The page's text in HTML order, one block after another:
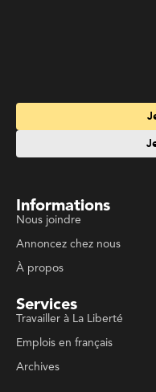
Services
Suivez La Liberté
Code de conduite
Politique de confidentialité
Politique de droits d'auteurs